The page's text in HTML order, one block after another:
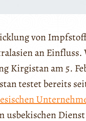
von
an
Kirgistan am 5.
testet bereits
usbekischen